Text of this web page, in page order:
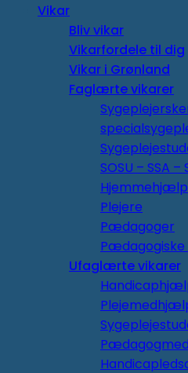
Vikar
Bliv vikar
Vikarfordele til dig
Vikar i Grønland
Faglærte vikarer
SOSU – SSA –
Plejere
Pædagoger
Pædagogiske
Ufaglærte vikarer